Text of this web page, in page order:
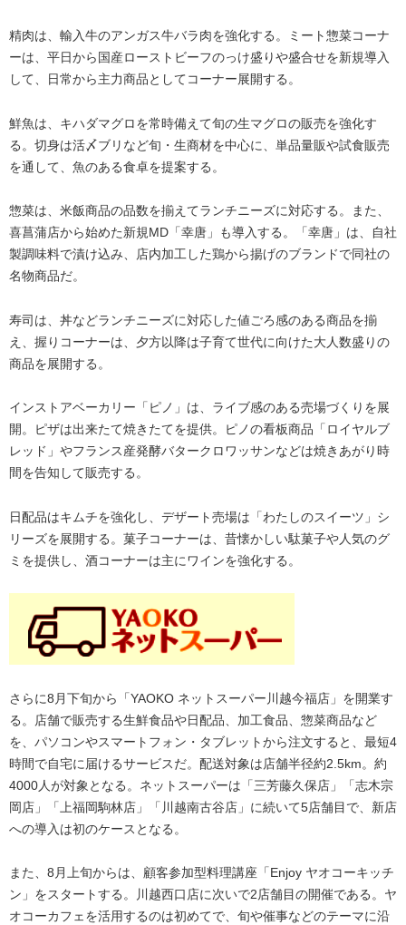
精肉は、輸入牛のアンガス牛バラ肉を強化する。ミート惣菜コーナ
ーは、平日から国産ローストビーフのっけ盛りや盛合せを新規導入
して、日常から主力商品としてコーナー展開する。
鮮魚は、キハダマグロを常時備えて旬の生マグロの販売を強化す
る。切身は活〆ブリなど旬・生商材を中心に、単品量販や試食販売
を通して、魚のある食卓を提案する。
惣菜は、米飯商品の品数を揃えてランチニーズに対応する。また、
喜菖蒲店から始めた新規MD「幸唐」も導入する。「幸唐」は、自社
製調味料で漬け込み、店内加工した鶏から揚げのブランドで同社の
名物商品だ。
寿司は、丼などランチニーズに対応した値ごろ感のある商品を揃
え、握りコーナーは、夕方以降は子育て世代に向けた大人数盛りの
商品を展開する。
インストアベーカリー「ピノ」は、ライブ感のある売場づくりを展
開。ピザは出来たて焼きたてを提供。ピノの看板商品「ロイヤルブ
レッド」やフランス産発酵バタークロワッサンなどは焼きあがり時
間を告知して販売する。
日配品はキムチを強化し、デザート売場は「わたしのスイーツ」シ
リーズを展開する。菓子コーナーは、昔懐かしい駄菓子や人気のグ
ミを提供し、酒コーナーは主にワインを強化する。
さらに8月下旬から「YAOKO ネットスーパー川越今福店」を開業す
る。店舗で販売する生鮮食品や日配品、加工食品、惣菜商品など
を、パソコンやスマートフォン・タブレットから注文すると、最短4
時間で自宅に届けるサービスだ。配送対象は店舗半径約2.5km。約
4000人が対象となる。ネットスーパーは「三芳藤久保店」「志木宗
岡店」「上福岡駒林店」「川越南古谷店」に続いて5店舗目で、新店
への導入は初のケースとなる。
また、8月上旬からは、顧客参加型料理講座「Enjoy ヤオコーキッチ
ン」をスタートする。川越西口店に次いで2店舗目の開催である。ヤ
オコーカフェを活用するのは初めてで、旬や催事などのテーマに沿